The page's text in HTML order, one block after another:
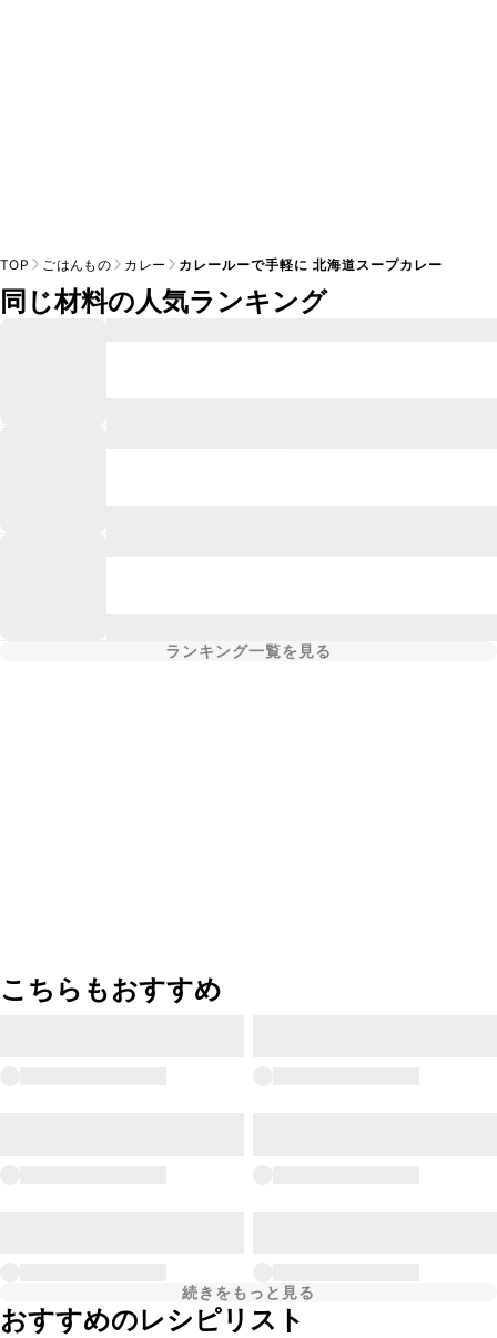
TOP ごはんもの カレー カレールーで手軽に 北海道スープカレー
同じ材料の人気ランキング
ランキング一覧を見る
こちらもおすすめ
続きをもっと見る
おすすめのレシピリスト